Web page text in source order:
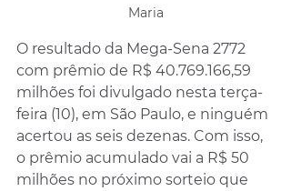
Maria
O resultado da Mega-Sena 2772
com prêmio de R$ 40.769.166,59
milhões foi divulgado nesta terça-
feira (10), em São Paulo, e ninguém
acertou as seis dezenas. Com isso,
o prêmio acumulado vai a R$ 50
milhões no próximo sorteio que